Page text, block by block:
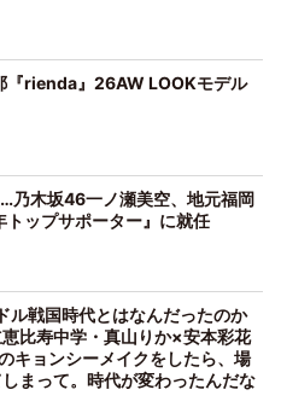
『rienda』26AW LOOKモデル
乃木坂46一ノ瀬美空、地元福岡
トップサポーター』に就任
ル戦国時代とはなんだったのか
恵比寿中学・真山りか×安本彩花
キョンシーメイクをしたら、場
まって。時代が変わったんだな